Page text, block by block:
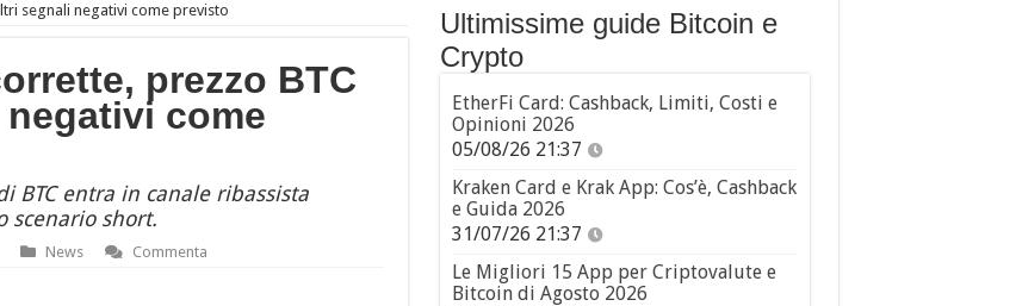
segnali negativi come previsto
prezzo BTC
come
BTC entra in canale ribassista
scenario short.
News Commenta
Ultimissime guide Bitcoin e
Crypto
EtherFi Card: Cashback, Limiti, Costi e
Opinioni 2026
05/08/26 21:37
Kraken Card e Krak App: Cos’è, Cashback
e Guida 2026
31/07/26 21:37
Le Migliori 15 App per Criptovalute e
Bitcoin di Agosto 2026